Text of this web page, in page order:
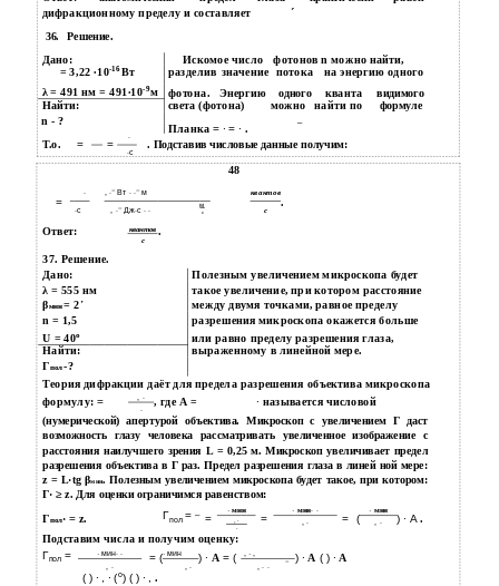
дифракционному пределу и составляет
´
36. Решение.
Дано: Искомое число
фотонов n можно найти,
= 3,22 ∙10-16 Вт разделив значение потока
на энергию одного
λ = 491 нм = 491∙10-9 м фотона. Энергию одного кванта видимого
Найти: света (фотона) можно найти по формуле
n - ?
Планка = ∙ = ∙ .
∙
Т.о. = = . Подставив числовые данные получим:
∙с
48
∙ , ∙−Вт ∙ ∙−м квантов
= .
∙с , ∙− Дж∙с ∙ ∙
м
с
с
Ответ: квантов.
с
37. Решение.
Дано:
Полезным увеличением микроскопа будет
λ = 555 нм
такое увеличение, при котором расстояние
βмин= 2´
между двумя точками, равное пределу
n = 1,5
разрешения микроскопа окажется больше
U = 40о
или равно пределу разрешения глаза,
Найти:
выраженному в линейной мере.
Гпол-?
Теория дифракции даёт для предела разрешения объектива микроскопа
формулу:= , ∙ , где А = ∙ называется числовой
∙
(нумерической) апертурой объектива. Микроскоп с увеличением Г даст
возможность глазу человека рассматривать увеличенное изображение с
расстояния наилучшего зрения L = 0,25 м. Микроскоп увеличивает предел
разрешения объектива в Г раз. Предел разрешения глаза в линей ной мере:
z = L·tg βмин. Полезным увеличением микроскопа будет такое, при котором:
Г·≥z. Для оценки ограничимся равенством:
Гпол· = z. Гпол= =
·мин
=
· мин∙ ∙
= (
· мин
) ∙ А.
, ∙ , ∙ , ∙
∙
Подставим числа и получим оценку:
Гпол = · мин∙ ∙ = (· мин ) ∙ А= ( , · , ) ∙А ( ) ∙А
, ∙
−
, ∙ , ∙ ∙
( ) ∙ , ∙ (о) ( ) ∙ , .